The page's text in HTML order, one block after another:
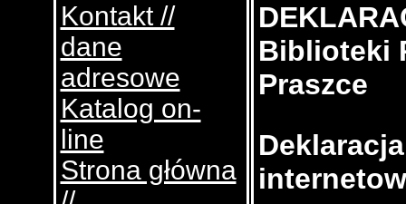
Kontakt //
dane
adresowe
Katalog on-
line
Strona główna
Biblioteki
Praszce